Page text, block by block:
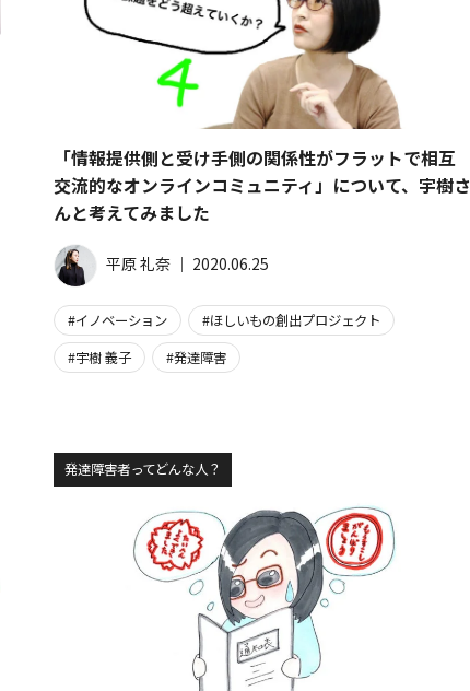
「情報提供側と受け手側の関係性がフラットで相互
交流的なオンラインコミュニティ」について、宇樹さ
んと考えてみました
平原 礼奈│ 2020.06.25
イノベーション
ほしいもの創出プロジェクト
宇樹 義子
発達障害
発達障害者ってどんな人？